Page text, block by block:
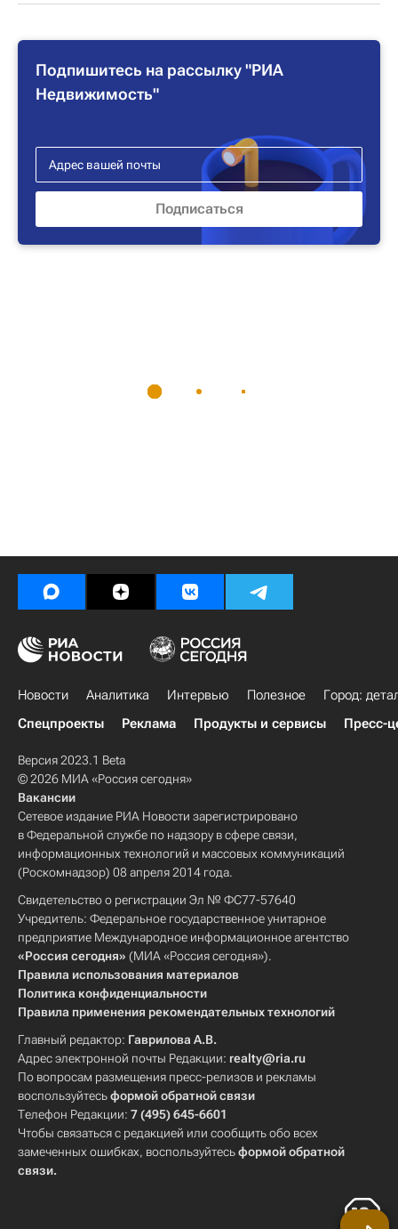
Подпишитесь на рассылку "РИА
Недвижимость"
Новости Аналитика Интервью Полезное
Город:
Спецпроекты
Реклама Продукты и сервисы Пресс-
Версия 2023.1 Beta
© 2026 МИА «Россия сегодня»
Вакансии
Сетевое издание РИА Новости зарегистрировано
в Федеральной службе по надзору в сфере связи,
информационных технологий и массовых коммуникаций
(Роскомнадзор) 08 апреля 2014 года.
Свидетельство о регистрации Эл № ФС77-57640
Учредитель: Федеральное государственное унитарное
предприятие Международное информационное агентство
«Россия сегодня» (МИА «Россия сегодня»).
Правила использования материалов
Политика конфиденциальности
Правила применения рекомендательных технологий
Главный редактор: Гаврилова А.В.
Адрес электронной почты Редакции: realty@ria.ru
По вопросам размещения пресс-релизов и рекламы
воспользуйтесьформой обратной связи
Телефон Редакции: 7 (495) 645-6601
Чтобы связаться с редакцией или сообщить обо всех
замеченных ошибках, воспользуйтесьформой обратной
связи.